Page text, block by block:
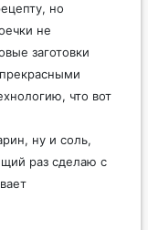
но
не
заготовки
что вот
ну и соль,
раз сделаю с